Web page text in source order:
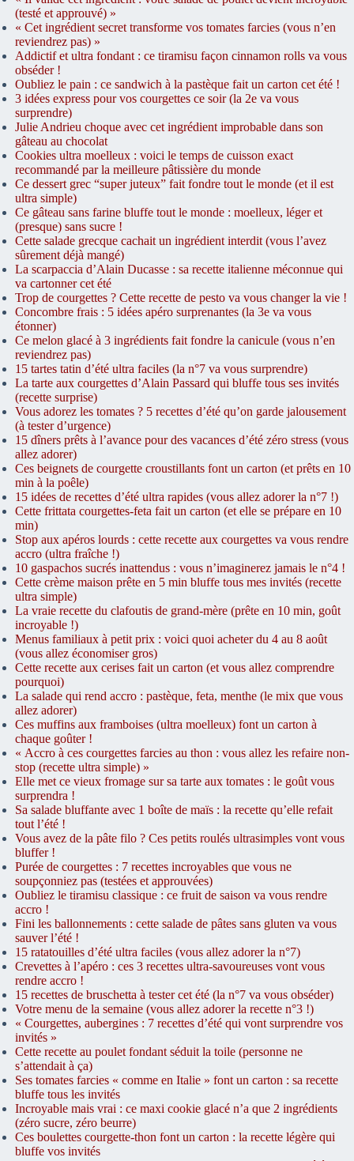
(testé et approuvé) »
« Cet ingrédient secret transforme vos tomates farcies (vous n’en
reviendrez pas) »
Addictif et ultra fondant : ce tiramisu façon cinnamon rolls va vous
obséder !
Oubliez le pain : ce sandwich à la pastèque fait un carton cet été !
3 idées express pour vos courgettes ce soir (la 2e va vous
surprendre)
Julie Andrieu choque avec cet ingrédient improbable dans son
gâteau au chocolat
Cookies ultra moelleux : voici le temps de cuisson exact
recommandé par la meilleure pâtissière du monde
Ce dessert grec “super juteux” fait fondre tout le monde (et il est
ultra simple)
Ce gâteau sans farine bluffe tout le monde : moelleux, léger et
(presque) sans sucre !
Cette salade grecque cachait un ingrédient interdit (vous l’avez
sûrement déjà mangé)
La scarpaccia d’Alain Ducasse : sa recette italienne méconnue qui
va cartonner cet été
Trop de courgettes ? Cette recette de pesto va vous changer la vie !
Concombre frais : 5 idées apéro surprenantes (la 3e va vous
étonner)
Ce melon glacé à 3 ingrédients fait fondre la canicule (vous n’en
reviendrez pas)
15 tartes tatin d’été ultra faciles (la n°7 va vous surprendre)
La tarte aux courgettes d’Alain Passard qui bluffe tous ses invités
(recette surprise)
Vous adorez les tomates ? 5 recettes d’été qu’on garde jalousement
(à tester d’urgence)
15 dîners prêts à l’avance pour des vacances d’été zéro stress (vous
allez adorer)
Ces beignets de courgette croustillants font un carton (et prêts en 10
min à la poêle)
15 idées de recettes d’été ultra rapides (vous allez adorer la n°7 !)
Cette frittata courgettes-feta fait un carton (et elle se prépare en 10
min)
Stop aux apéros lourds : cette recette aux courgettes va vous rendre
accro (ultra fraîche !)
10 gaspachos sucrés inattendus : vous n’imaginerez jamais le n°4 !
Cette crème maison prête en 5 min bluffe tous mes invités (recette
ultra simple)
La vraie recette du clafoutis de grand-mère (prête en 10 min, goût
incroyable !)
Menus familiaux à petit prix : voici quoi acheter du 4 au 8 août
(vous allez économiser gros)
Cette recette aux cerises fait un carton (et vous allez comprendre
pourquoi)
La salade qui rend accro : pastèque, feta, menthe (le mix que vous
allez adorer)
Ces muffins aux framboises (ultra moelleux) font un carton à
chaque goûter !
« Accro à ces courgettes farcies au thon : vous allez les refaire non-
stop (recette ultra simple) »
Elle met ce vieux fromage sur sa tarte aux tomates : le goût vous
surprendra !
Sa salade bluffante avec 1 boîte de maïs : la recette qu’elle refait
tout l’été !
Vous avez de la pâte filo ? Ces petits roulés ultrasimples vont vous
bluffer !
Purée de courgettes : 7 recettes incroyables que vous ne
soupçonniez pas (testées et approuvées)
Oubliez le tiramisu classique : ce fruit de saison va vous rendre
accro !
Fini les ballonnements : cette salade de pâtes sans gluten va vous
sauver l’été !
15 ratatouilles d’été ultra faciles (vous allez adorer la n°7)
Crevettes à l’apéro : ces 3 recettes ultra-savoureuses vont vous
rendre accro !
15 recettes de bruschetta à tester cet été (la n°7 va vous obséder)
Votre menu de la semaine (vous allez adorer la recette n°3 !)
« Courgettes, aubergines : 7 recettes d’été qui vont surprendre vos
invités »
Cette recette au poulet fondant séduit la toile (personne ne
s’attendait à ça)
Ses tomates farcies « comme en Italie » font un carton : sa recette
bluffe tous les invités
Incroyable mais vrai : ce maxi cookie glacé n’a que 2 ingrédients
(zéro sucre, zéro beurre)
Ces boulettes courgette-thon font un carton : la recette légère qui
bluffe vos invités